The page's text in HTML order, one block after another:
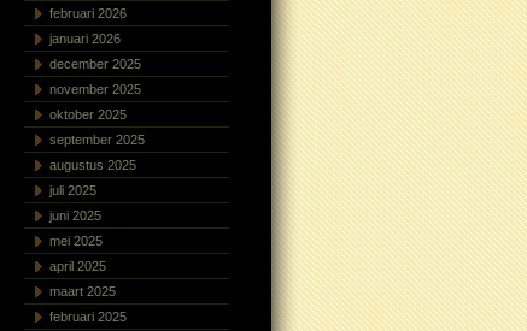
februari 2026
januari 2026
december 2025
november 2025
oktober 2025
september 2025
augustus 2025
juli 2025
juni 2025
mei 2025
april 2025
maart 2025
februari 2025